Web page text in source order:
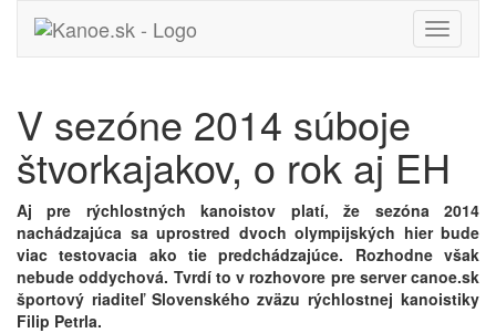
Toggle
V sezóne 2014 súboje
štvorkajakov, o rok aj EH
Aj pre rýchlostných kanoistov platí, že sezóna 2014
nachádzajúca sa uprostred dvoch olympijských hier bude
viac testovacia ako tie predchádzajúce. Rozhodne však
nebude oddychová. Tvrdí to v rozhovore pre server canoe.sk
športový riaditeľ Slovenského zväzu rýchlostnej kanoistiky
Filip Petrla.